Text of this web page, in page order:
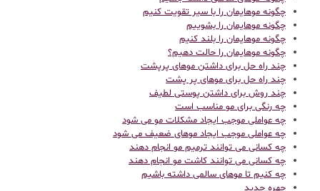
چگونه موهایمان را با سیر تقویت کنیم
چگونه موهایمان را بشوییم
چگونه موهایمان را بلند کنیم
چگونه موهایمان را حالت دهیم؟
چند راه حل برای داشتن موهای پرپشت
چند راه حل برای موهای پر پشت
چند روش برای داشتن پوستی لطیف
چه رنگی برای مو مناسب است
چه عواملی موجب ایجاد مشکلات مو می شود
چه عواملی موجب ایجاد موهای ضعیف می شود
چه کسانی می توانند ترمیم مو انجام دهند
چه کسانی می توانند کاشت مو انجام دهند
چه کنیم تا موهای سالمی داشته باشیم
چهره جدید